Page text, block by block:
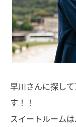
早川さんに探し
す！！
スイートルーム